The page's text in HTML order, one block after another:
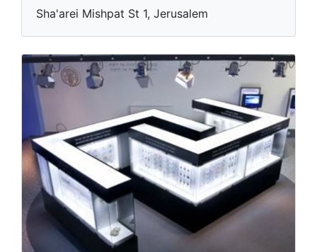
Sha'arei Mishpat St 1, Jerusalem